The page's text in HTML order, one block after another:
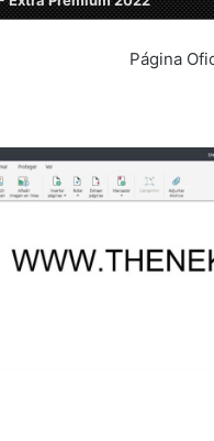
Página